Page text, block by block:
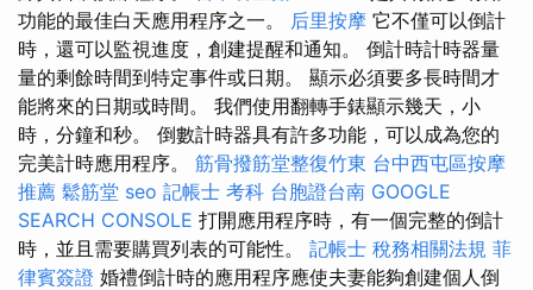
功能的最佳白天應用程序之一。 后里按摩 它不僅可以倒計
時，還可以監視進度，創建提醒和通知。 倒計時計時器量
量的剩餘時間到特定事件或日期。 顯示必須要多長時間才
能將來的日期或時間。 我們使用翻轉手錶顯示幾天，小
時，分鐘和秒。 倒數計時器具有許多功能，可以成為您的
完美計時應用程序。 筋骨撥筋堂整復竹東 台中西屯區按摩
推薦 鬆筋堂 seo 記帳士 考科 台胞證台南 GOOGLE
SEARCH CONSOLE 打開應用程序時，有一個完整的倒計
時，並且需要購買列表的可能性。 記帳士 稅務相關法規 菲
律賓簽證 婚禮倒計時的應用程序應使夫妻能夠創建個人倒